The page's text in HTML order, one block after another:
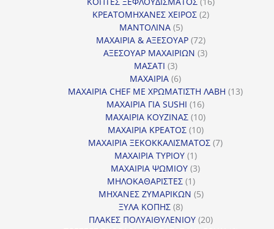
ΚΡΕΑΤΟΜΗΧΑΝΕΣ ΧΕΙΡΟΣ 22
ΜΑΝΤΟΛΙΝΑ 55
προϊόντα
ΜΑΧΑΙΡΙΑ & ΑΞΕΣΟΥΑΡ 7272
προϊόντα
ΑΞΕΣΟΥΑΡ ΜΑΧΑΙΡΙΩΝ 33
ΜΑΣΑΤΙ 33
προϊόντα
ΜΑΧΑΙΡΙΑ 66
προϊόντα
ΜΑΧΑΙΡΙΑ CHEF ΜΕ ΧΡΩΜΑΤΙΣΤΗ ΛΑΒΗ 1313
ΜΑΧΑΙΡΙΑ ΓΙΑ SUSHI 1616
προϊόντα
ΜΑΧΑΙΡΙΑ ΚΟΥΖΙΝΑΣ 1010
προϊόντα
ΜΑΧΑΙΡΙΑ ΚΡΕΑΤΟΣ 1010
προϊόντα
ΜΑΧΑΙΡΙΑ ΞΕΚΟΚΚΑΛΙΣΜΑΤΟΣ 77
ΜΑΧΑΙΡΙΑ ΤΥΡΙΟΥ 11
προϊόν
ΜΑΧΑΙΡΙΑ ΨΩΜΙΟΥ 33
ΜΗΛΟΚΑΘΑΡΙΣΤΕΣ 11
προϊόν
ΜΗΧΑΝΕΣ ΖΥΜΑΡΙΚΩΝ 55
ΞΥΛΑ ΚΟΠΗΣ 88
προϊόντα
ΠΛΑΚΕΣ ΠΟΛΥΑΙΘΥΛΕΝΙΟΥ 2020